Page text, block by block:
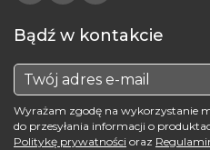
Bądź w kontakcie
Wyrażam zgodę na wykorzystanie
do przesyłania informacji o
Politykę prywatności oraz